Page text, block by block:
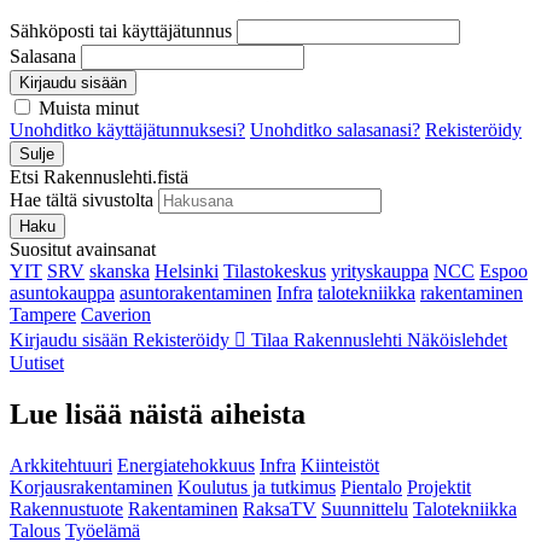
Sähköposti tai käyttäjätunnus
Salasana
Kirjaudu sisään
Muista minut
Unohditko käyttäjätunnuksesi? Unohditko salasanasi? Rekisteröidy
Sulje
Etsi Rakennuslehti.fistä
Hae tältä sivustolta
Haku
Suositut avainsanat
YIT SRV skanska Helsinki Tilastokeskus yrityskauppa NCC Espoo
asuntokauppa asuntorakentaminen Infra talotekniikka rakentaminen
Tampere Caverion
Kirjaudu sisään Rekisteröidy Tilaa Rakennuslehti Näköislehdet
Uutiset
Lue lisää näistä aiheista
Arkkitehtuuri Energiatehokkuus Infra Kiinteistöt
Korjausrakentaminen Koulutus ja tutkimus Pientalo Projektit
Rakennustuote Rakentaminen RaksaTV Suunnittelu Talotekniikka
Talous Työelämä